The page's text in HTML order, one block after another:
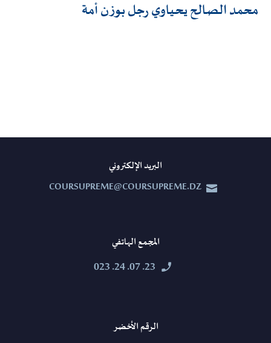
محمد الصالح يحياوي رجل بوزن أمة
البريد الإلكتروني


COURSUPREME@COURSUPREME.DZ
المجمع الهاتفي


23. 07. 24. 023
الرقم الأخضر